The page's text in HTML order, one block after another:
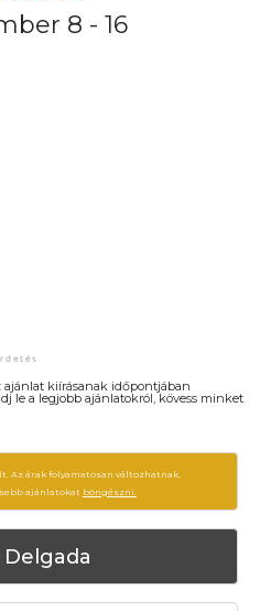
8 - 16
ajánlat kiírásanak időpontjában
le a legjobb ajánlatokról, kövess minket
Az árak folyamatosan változhatnak,
ajánlatokat böngészni.